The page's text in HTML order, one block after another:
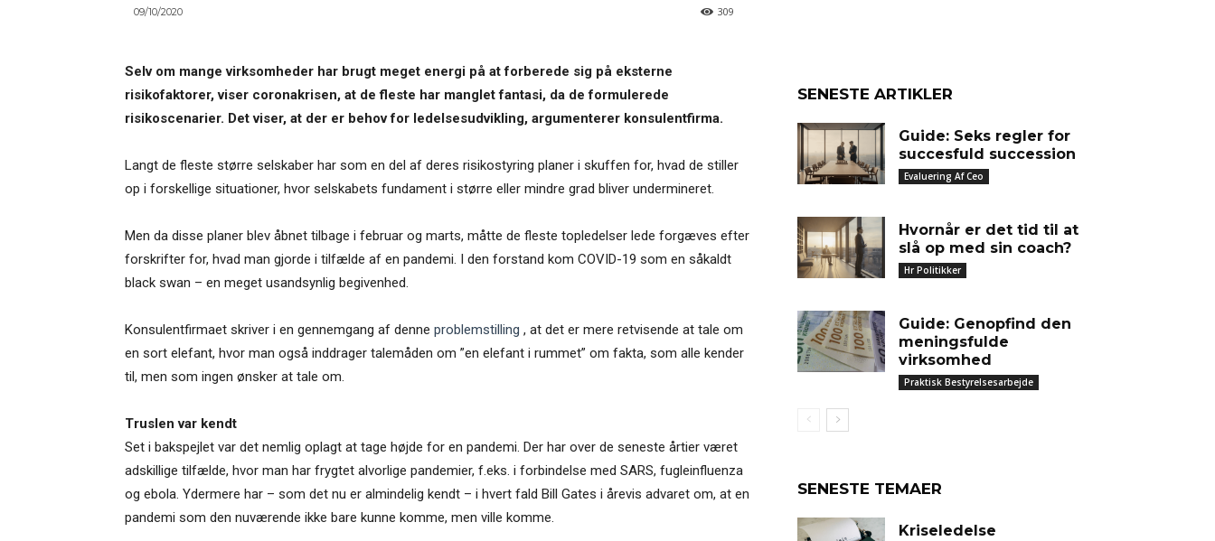
09/10/2020 309
Selv om mange virksomheder har brugt meget energi på at forberede sig på eksterne
risikofaktorer, viser coronakrisen, at de fleste har manglet fantasi, da de formulerede
risikoscenarier. Det viser, at der er behov for ledelsesudvikling, argumenterer konsulentfirma.
Langt de fleste større selskaber har som en del af deres risikostyring planer i skuffen for, hvad de stiller
op i forskellige situationer, hvor selskabets fundament i større eller mindre grad bliver undermineret.
Men da disse planer blev åbnet tilbage i februar og marts, måtte de fleste topledelser lede forgæves efter
forskrifter for, hvad man gjorde i tilfælde af en pandemi. I den forstand kom COVID-19 som en såkaldt
black swan – en meget usandsynlig begivenhed.
Konsulentfirmaet skriver i en gennemgang af denne problemstilling , at det er mere retvisende at tale om
en sort elefant, hvor man også inddrager talemåden om ”en elefant i rummet” om fakta, som alle kender
til, men som ingen ønsker at tale om.
Truslen var kendt
Set i bakspejlet var det nemlig oplagt at tage højde for en pandemi. Der har over de seneste årtier været
adskillige tilfælde, hvor man har frygtet alvorlige pandemier, f.eks. i forbindelse med SARS, fugleinfluenza
og ebola. Ydermere har – som det nu er almindelig kendt – i hvert fald Bill Gates i årevis advaret om, at en
pandemi som den nuværende ikke bare kunne komme, men ville komme.
SENESTE ARTIKLER
Guide: Seks regler for
succesfuld succession
Evaluering Af Ceo
Hvornår er det tid til at
slå op med sin coach?
Hr Politikker
Guide: Genopfind den
meningsfulde
virksomhed
Praktisk Bestyrelsesarbejde
SENESTE TEMAER
Kriseledelse